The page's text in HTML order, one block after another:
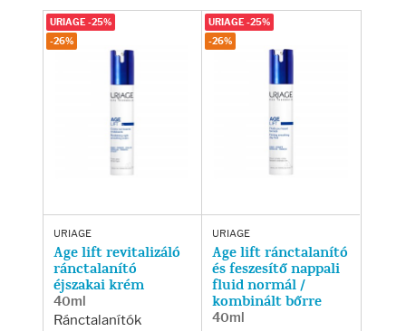
URIAGE
Age lift revitalizáló
ránctalanító
éjszakai krém
40ml
Ránctalanítók
URIAGE -25%
-26%
URIAGE
Age lift ránctalanító
és feszesítő nappali
fluid normál /
kombinált bőrre
40ml
URIAGE -25%
-26%